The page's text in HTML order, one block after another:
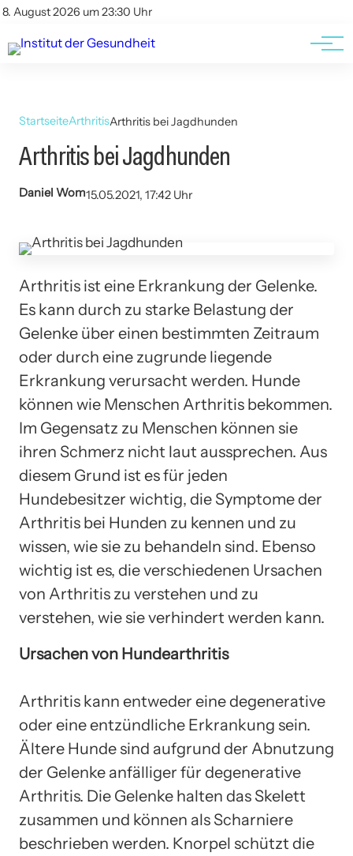
8. August 2026 um 23:30 Uhr
Kontakt
Kontakt
AGBs
StartseiteArthritisArthritis bei Jagdhunden
Arthritis bei Jagdhunden
Daniel Wom15.05.2021, 17:42 Uhr
Arthritis ist eine Erkrankung der Gelenke.
Es kann durch zu starke Belastung der
Gelenke über einen bestimmten Zeitraum
oder durch eine zugrunde liegende
Erkrankung verursacht werden. Hunde
können wie Menschen Arthritis bekommen.
Im Gegensatz zu Menschen können sie
ihren Schmerz nicht laut aussprechen. Aus
diesem Grund ist es für jeden
Hundebesitzer wichtig, die Symptome der
Arthritis bei Hunden zu kennen und zu
wissen, wie sie zu behandeln sind. Ebenso
wichtig ist es, die verschiedenen Ursachen
von Arthritis zu verstehen und zu
verstehen, wie sie verhindert werden kann.
Ursachen von Hundearthritis
Arthritis kann entweder eine degenerative
oder eine entzündliche Erkrankung sein.
Ältere Hunde sind aufgrund der Abnutzung
der Gelenke anfälliger für degenerative
Arthritis. Die Gelenke halten das Skelett
zusammen und können als Scharniere
beschrieben werden. Knorpel schützt die